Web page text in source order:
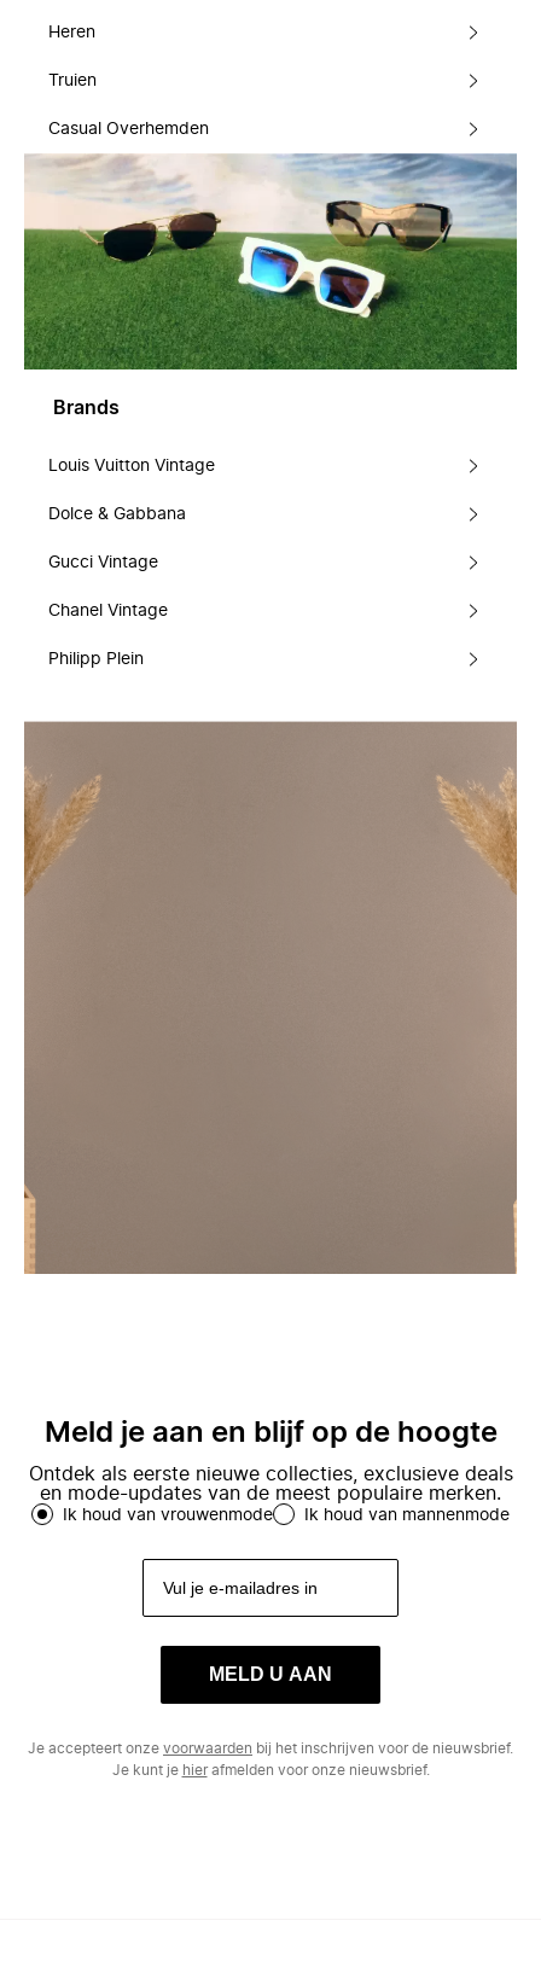
Heren
Truien
Casual Overhemden
Brands
Louis Vuitton Vintage
Dolce & Gabbana
Gucci Vintage
Chanel Vintage
Philipp Plein
Meld je aan en blijf op de hoogte
Ontdek als eerste nieuwe collecties, exclusieve deals
en mode-updates van de meest populaire merken.
Ik houd van vrouwenmode Ik houd van mannenmode
MELD U AAN
Je accepteert onze voorwaarden bij het inschrijven voor de nieuwsbrief.
Je kunt je hierafmelden voor onze nieuwsbrief.